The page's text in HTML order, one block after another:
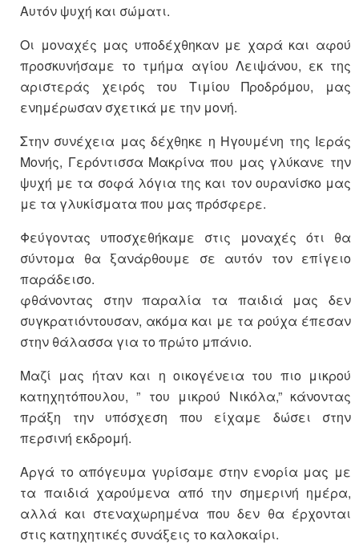
Αυτόν ψυχή και σώματι.
Οι μοναχές μας υποδέχθηκαν με χαρά και αφού
προσκυνήσαμε το τμήμα αγίου Λειψάνου, εκ της
αριστεράς χειρός του Τιμίου Προδρόμου, μας
ενημέρωσαν σχετικά με την μονή.
Στην συνέχεια μας δέχθηκε η Ηγουμένη της Ιεράς
Μονής, Γερόντισσα Μακρίνα που μας γλύκανε την
ψυχή με τα σοφά λόγια της και τον ουρανίσκο μας
με τα γλυκίσματα που μας πρόσφερε.
Φεύγοντας υποσχεθήκαμε στις μοναχές ότι θα
σύντομα θα ξανάρθουμε σε αυτόν τον επίγειο
παράδεισο.
φθάνοντας στην παραλία τα παιδιά μας δεν
συγκρατιόντουσαν, ακόμα και με τα ρούχα έπεσαν
στην θάλασσα για το πρώτο μπάνιο.
Μαζί μας ήταν και η οικογένεια του πιο μικρού
κατηχητόπουλου, ” του μικρού Νικόλα,” κάνοντας
πράξη την υπόσχεση που είχαμε δώσει στην
περσινή εκδρομή.
Αργά το απόγευμα γυρίσαμε στην ενορία μας με
τα παιδιά χαρούμενα από την σημερινή ημέρα,
αλλά και στεναχωρημένα που δεν θα έρχονται
στις κατηχητικές συνάξεις το καλοκαίρι.